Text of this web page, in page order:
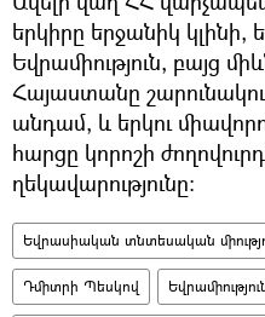
երկիրը երջանիկ կլինի,
Եվրամիություն, բայց
Հայաստանը
անդամ, և երկու
հարցը կորոշի
ղեկավարությունը։
Եվրասիական տնտեսական
Դմիտրի Պեսկով